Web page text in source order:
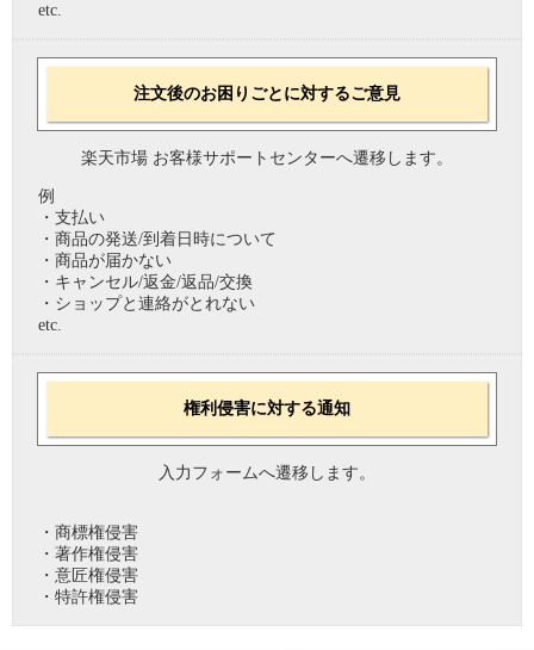
etc.
注文後のお困りごとに対するご意見
楽天市場 お客様サポートセンターへ遷移します。
例
・支払い
・商品の発送/到着日時について
・商品が届かない
・キャンセル/返金/返品/交換
・ショップと連絡がとれない
etc.
権利侵害に対する通知
入力フォームへ遷移します。
・商標権侵害
・著作権侵害
・意匠権侵害
・特許権侵害